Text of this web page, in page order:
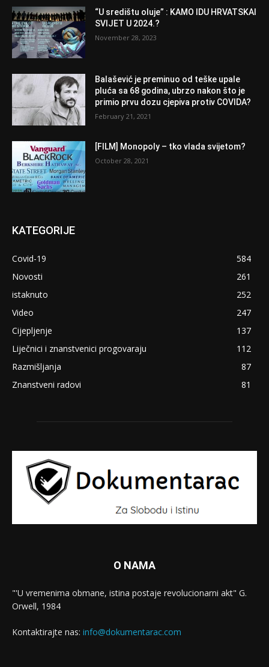
“U središtu oluje” : KAMO IDU HRVATSKAI
SVIJET U 2024.?
November 28, 2023
Balašević je preminuo od teške upale
pluća sa 68 godina, ubrzo nakon što je
primio prvu dozu cjepiva protiv COVIDA?
February 21, 2021
[FILM] Monopoly – tko vlada svijetom?
October 28, 2021
KATEGORIJE
Covid-19
584
Novosti
261
istaknuto
252
Video
247
Cijepljenje
137
Liječnici i znanstvenici progovaraju
112
Razmišljanja
87
Znanstveni radovi
81
O NAMA
"'U vremenima obmane, istina postaje revolucionarni akt" G.
Orwell, 1984
Kontaktirajte nas: info@dokumentarac.com